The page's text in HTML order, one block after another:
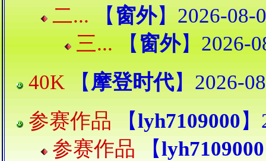
二... 【 窗外】2026-08-
三... 【 窗外】2026-
40K 【摩登时代】2026-
参赛作品 【lyh7109000
参赛作品 【lyh7109000